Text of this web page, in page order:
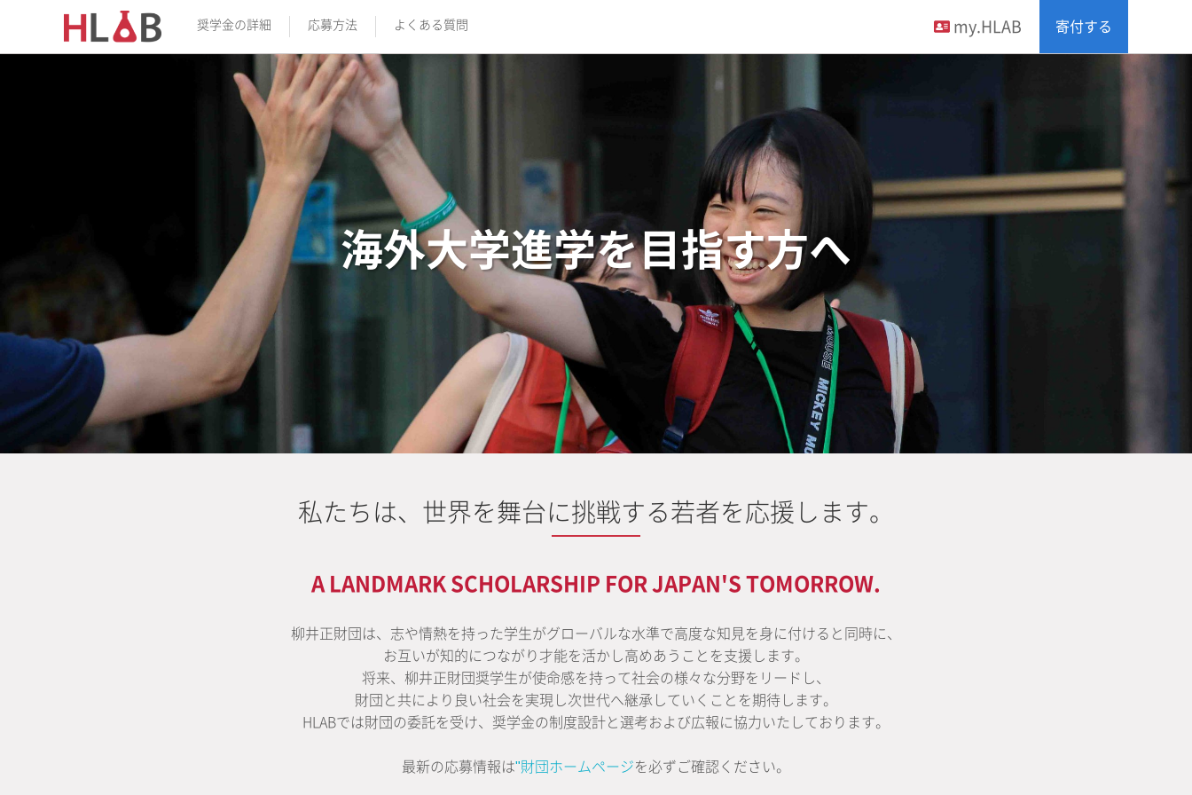
奨学金の詳細 応募方法 よくある質問 my.HLAB 寄付する
海外大学進学を目指す方へ
私たちは、世界を舞台に挑戦する若者を応援します。
A LANDMARK SCHOLARSHIP FOR JAPAN'S TOMORROW.
柳井正財団は、志や情熱を持った学生がグローバルな水準で高度な知見を身に付けると同時に、
お互いが知的につながり才能を活かし高めあうことを支援します。
将来、柳井正財団奨学生が使命感を持って社会の様々な分野をリードし、
財団と共により良い社会を実現し次世代へ継承していくことを期待します。
HLABでは財団の委託を受け、奨学金の制度設計と選考および広報に協力いたしております。
最新の応募情報は"財団ホームページを必ずご確認ください。